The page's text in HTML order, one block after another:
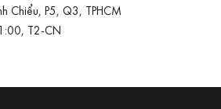
Chiểu, P5, Q3, TPHCM
T2-CN